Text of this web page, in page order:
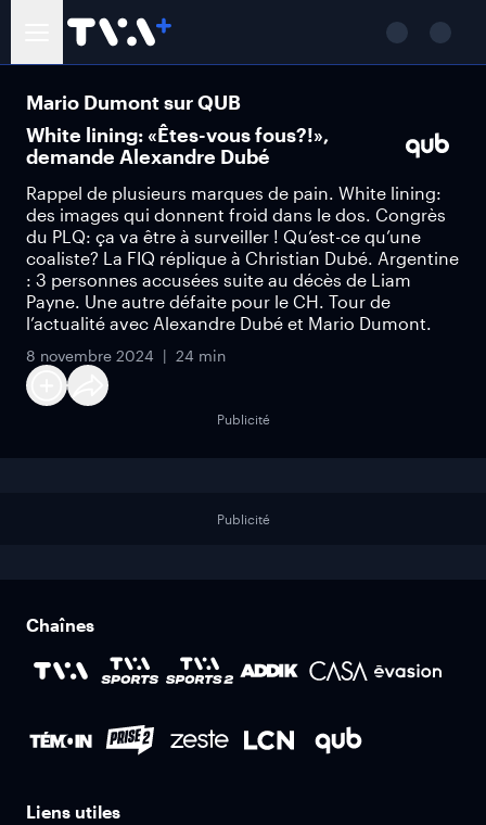
Mario Dumont sur QUB
White lining: «Êtes-vous fous?!»,
demande Alexandre Dubé
Rappel de plusieurs marques de pain. White lining:
des images qui donnent froid dans le dos. Congrès
du PLQ: ça va être à surveiller ! Qu’est-ce qu’une
coaliste? La FIQ réplique à Christian Dubé. Argentine
: 3 personnes accusées suite au décès de Liam
Payne. Une autre défaite pour le CH. Tour de
l’actualité avec Alexandre Dubé et Mario Dumont.
8 novembre 2024 24 min
Publicité
Publicité
Chaînes
Liens utiles